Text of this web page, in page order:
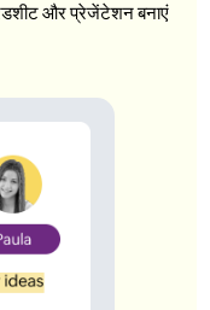
और प्रेजेंटेशन बनाएं